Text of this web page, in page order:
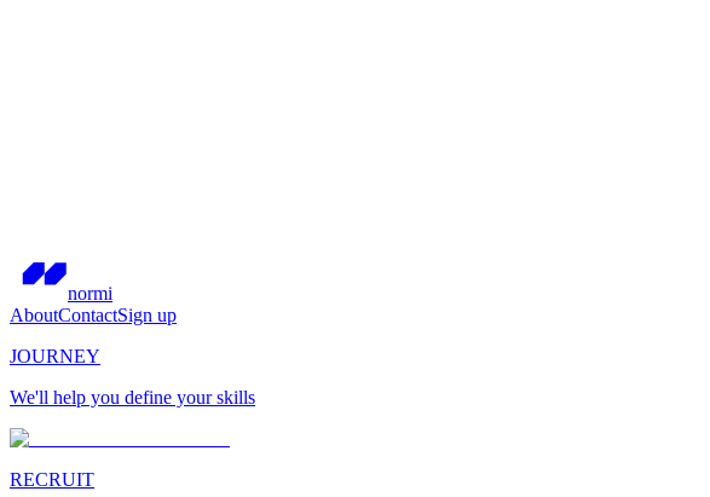
normi
AboutContactSign up
JOURNEY
We'll help you define your skills
RECRUIT